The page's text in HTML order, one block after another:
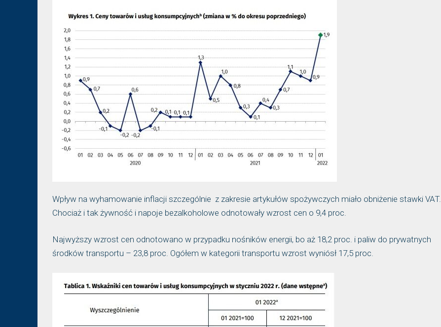
Wpływ na wyhamowanie inflacji szczególnie z zakresie artykułów spożywczych miało obniżenie stawki VAT.
Chociaż i tak żywność i napoje bezalkoholowe odnotowały wzrost cen o 9,4 proc.
Najwyższy wzrost cen odnotowano w przypadku nośników energii, bo aż 18,2 proc. i paliw do prywatnych
środków transportu – 23,8 proc. Ogółem w kategorii transportu wzrost wyniósł 17,5 proc.